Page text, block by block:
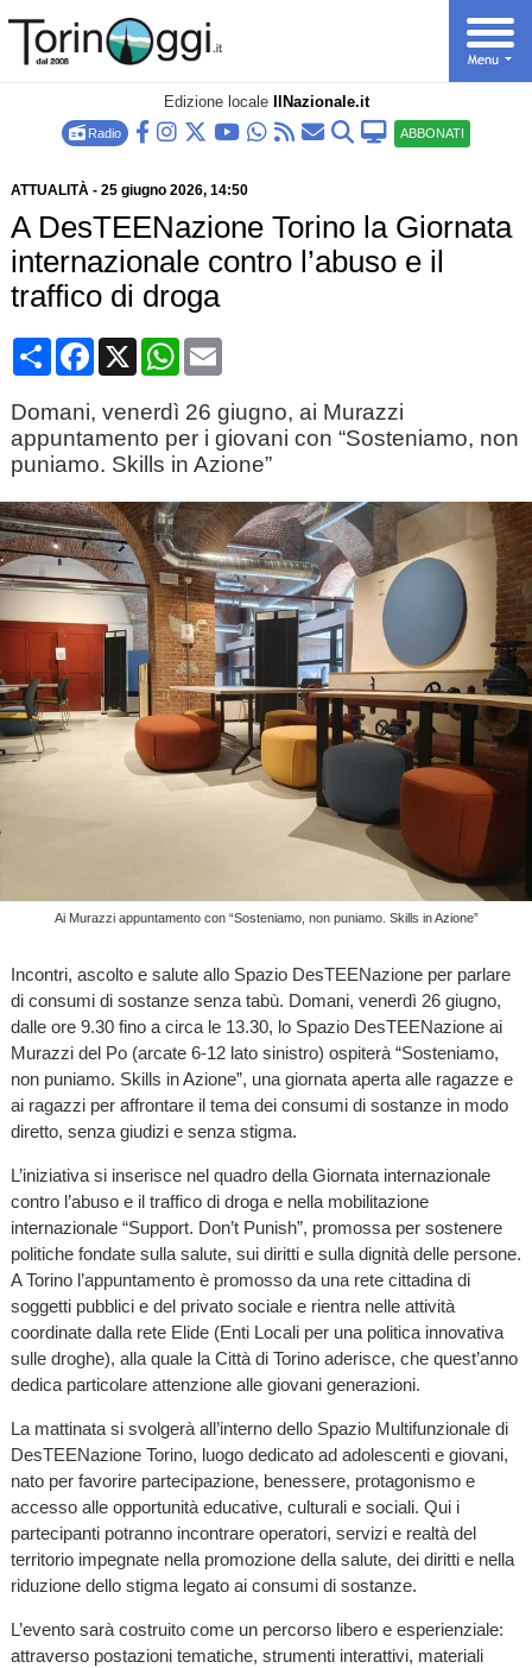
Edizione locale IlNazionale.it
Radio ABBONATI
ATTUALITÀ- 25 giugno 2026, 14:50
A DesTEENazione Torino la Giornata
internazionale contro l’abuso e il
traffico di droga
CondividiFacebook
X WhatsApp
Email
Domani, venerdì 26 giugno, ai Murazzi
appuntamento per i giovani con “Sosteniamo, non
puniamo. Skills in Azione”
Ai Murazzi appuntamento con “Sosteniamo, non puniamo. Skills in Azione”
Incontri, ascolto e salute allo Spazio DesTEENazione per parlare
di consumi di sostanze senza tabù. Domani, venerdì 26 giugno,
dalle ore 9.30 fino a circa le 13.30, lo Spazio DesTEENazione ai
Murazzi del Po (arcate 6-12 lato sinistro) ospiterà “Sosteniamo,
non puniamo. Skills in Azione”, una giornata aperta alle ragazze e
ai ragazzi per affrontare il tema dei consumi di sostanze in modo
diretto, senza giudizi e senza stigma.
L’iniziativa si inserisce nel quadro della Giornata internazionale
contro l’abuso e il traffico di droga e nella mobilitazione
internazionale “Support. Don’t Punish”, promossa per sostenere
politiche fondate sulla salute, sui diritti e sulla dignità delle persone.
A Torino l’appuntamento è promosso da una rete cittadina di
soggetti pubblici e del privato sociale e rientra nelle attività
coordinate dalla rete Elide (Enti Locali per una politica innovativa
sulle droghe), alla quale la Città di Torino aderisce, che quest’anno
dedica particolare attenzione alle giovani generazioni.
La mattinata si svolgerà all’interno dello Spazio Multifunzionale di
DesTEENazione Torino, luogo dedicato ad adolescenti e giovani,
nato per favorire partecipazione, benessere, protagonismo e
accesso alle opportunità educative, culturali e sociali. Qui i
partecipanti potranno incontrare operatori, servizi e realtà del
territorio impegnate nella promozione della salute, dei diritti e nella
riduzione dello stigma legato ai consumi di sostanze.
L’evento sarà costruito come un percorso libero e esperienziale:
attraverso postazioni tematiche, strumenti interattivi, materiali